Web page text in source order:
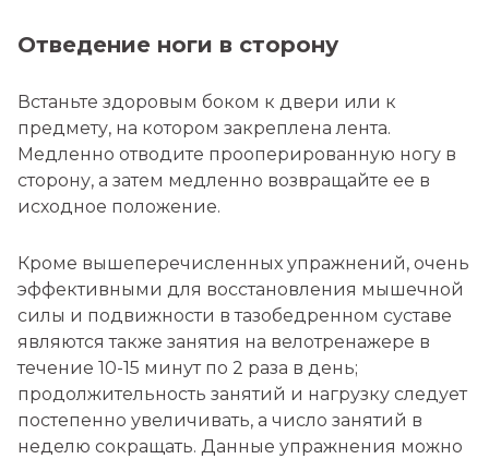
Отведение ноги в сторону
Встаньте здоровым боком к двери или к
предмету, на котором закреплена лента.
Медленно отводите прооперированную ногу в
сторону, а затем медленно возвращайте ее в
исходное положение.
Кроме вышеперечисленных упражнений, очень
эффективными для восстановления мышечной
силы и подвижности в тазобедренном суставе
являются также занятия на велотренажере в
течение 10-15 минут по 2 раза в день;
продолжительность занятий и нагрузку следует
постепенно увеличивать, а число занятий в
неделю сокращать. Данные упражнения можно